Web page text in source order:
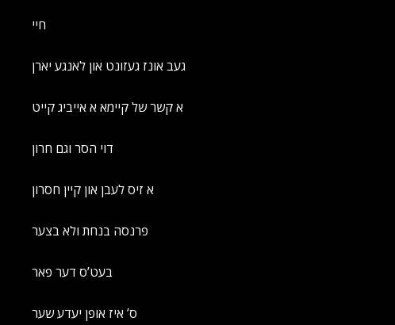
חיי
געב אונז געזונט און לאנגע יארן
א קשר של קיימא א אייביג קייט
דוי הסר וגם חרון
א זיס לעבן און קיין חסרון
פרנסה בנחת ולא בצער
בעט’ס דער פאר
ס’ איז אופן יעדע שער